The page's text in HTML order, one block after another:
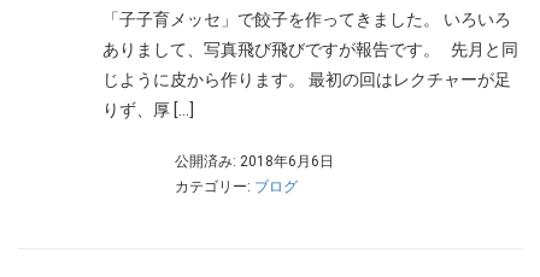
「子子育メッセ」で餃子を作ってきました。 いろいろ
ありまして、写真飛び飛びですが報告です。 先月と同
じように皮から作ります。 最初の回はレクチャーが足
りず、厚 […]
公開済み: 2018年6月6日
カテゴリー: ブログ